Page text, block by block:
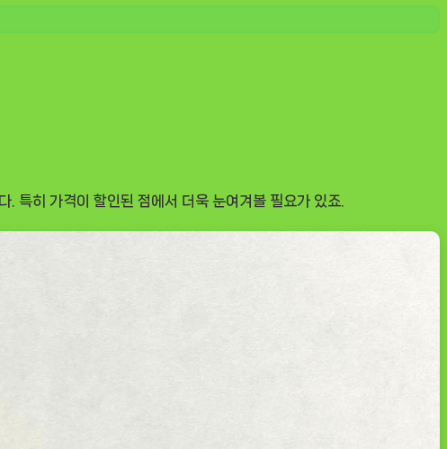
특히 가격이 할인된 점에서 더욱 눈여겨볼 필요가 있죠.